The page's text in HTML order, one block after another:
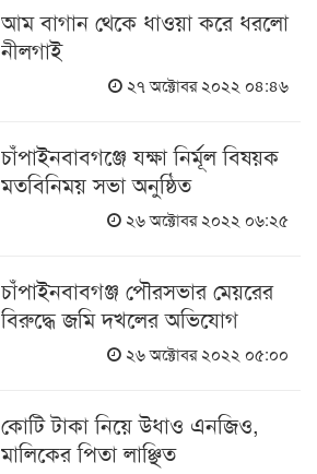
আম বাগান থেকে ধাওয়া করে ধরলো
নীলগাই
২৭ অক্টোবর ২০২২ ০৪:৪৬
চাঁপাইনবাবগঞ্জে যক্ষা নির্মূল বিষয়ক
মতবিনিময় সভা অনুষ্ঠিত
২৬ অক্টোবর ২০২২ ০৬:২৫
চাঁপাইনবাবগঞ্জ পৌরসভার মেয়রের
বিরুদ্ধে জমি দখলের অভিযোগ
২৬ অক্টোবর ২০২২ ০৫:০০
কোটি টাকা নিয়ে উধাও এনজিও,
মালিকের পিতা লাঞ্ছিত